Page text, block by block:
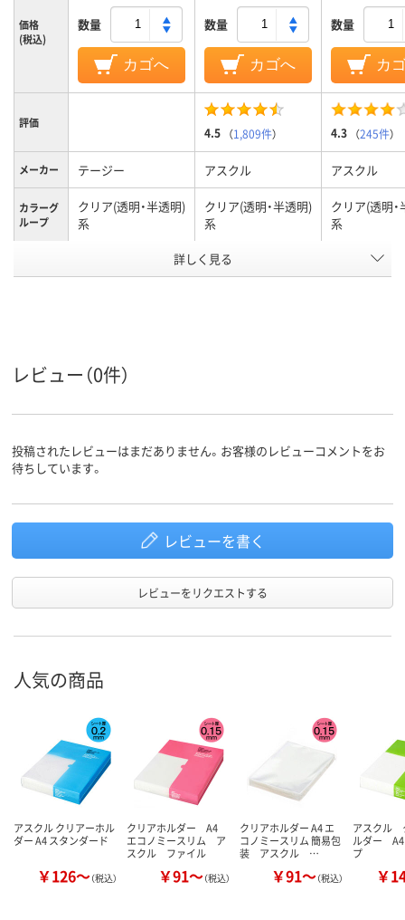
価格
(税込)
数量
カゴへ
数量
カゴへ
数量
カ
評価
4.5 （1,809件） 4.3 （245件）
メーカー テージー アスクル アスクル
カラーグ
ループ
クリア(透明・半透明)
系
クリア(透明・半透明)
系
クリア(透明
系
0.2mm 0.15mm
とじ枚数 20枚
商品環境
詳しく見る
レビュー（0件）
投稿されたレビューはまだありません。お客様のレビューコメントをお
待ちしています。
レビューを書く
レビューをリクエストする
人気の商品
アスクル クリアーホル
ダー A4 スタンダード
￥126～（税込）
クリアホルダー A4
エコノミースリム ア
スクル ファイル
￥91～（税込）
クリアホルダー A4 エ
コノミースリム 簡易包
装 アスクル …
￥91～（税込）
アスクル
ルダー
プ
￥